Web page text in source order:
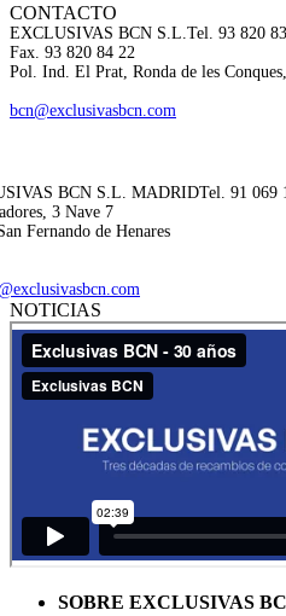
CONTACTO
EXCLUSIVAS BCN S.L. Tel. 93 820
Fax. 93 820 84 22
Pol. Ind. El Prat, Ronda de les
bcn@exclusivasbcn.com
BCN S.L. MADRIDTel. 91 069
3 Nave 7
Fernando de Henares
NOTICIAS
SOBRE EXCLUSIVAS